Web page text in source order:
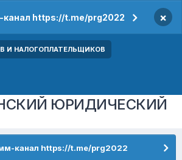
https://t.me/prg2022 ×
И НАЛОГОПЛАТЕЛЬЩИКОВ
ЮРИДИЧЕСКИЙ
канал https://t.me/prg2022